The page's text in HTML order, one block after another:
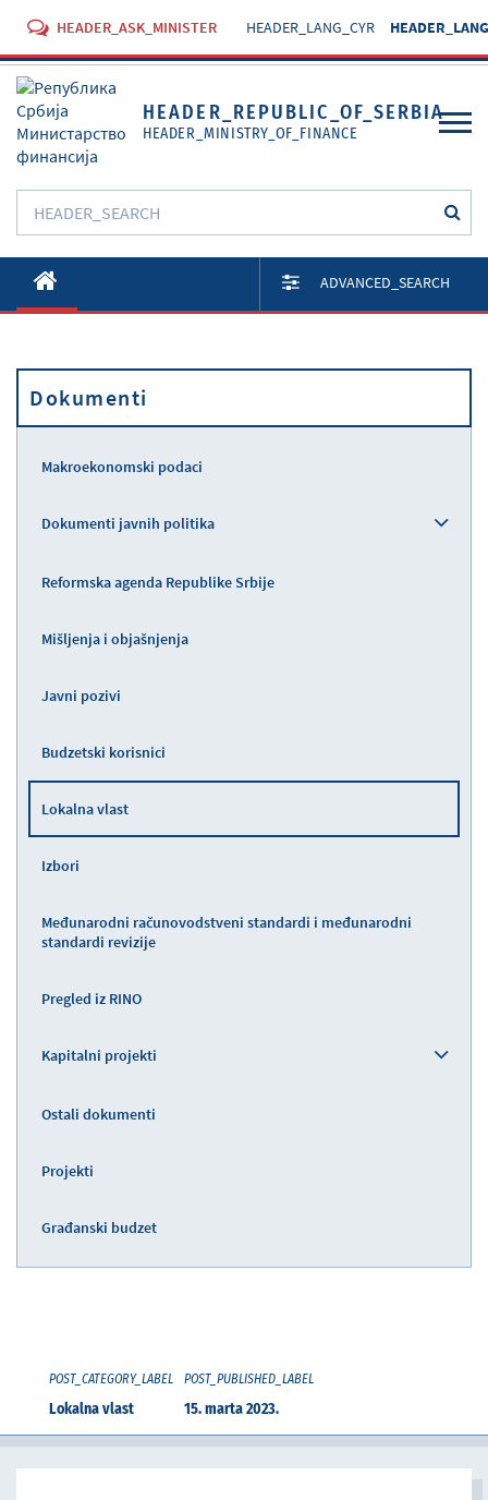
HEADER_ASK_MINISTER HEADER_LANG_CYR
HEADER_REPUBLIC_OF_SERBIA
HEADER_MINISTRY_OF_FINANCE
O Ministarstvu
Aktivnosti
Propisi
ADVANCED_SEARCH
Dokumenti
Makroekonomski podaci
Dokumenti javnih politika
Reformska agenda Republike Srbije
Mišljenja i objašnjenja
Javni pozivi
Budzetski korisnici
Lokalna vlast
Izbori
Međunarodni računovodstveni standardi i međunarodni
standardi revizije
Pregled iz RINO
Kapitalni projekti
Ostali dokumenti
Projekti
Građanski budzet
POST_CATEGORY_LABEL
Lokalna vlast
POST_PUBLISHED_LABEL
15. marta 2023.